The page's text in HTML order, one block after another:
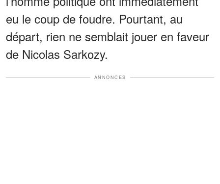
eu le coup de foudre. Pourtant, au
départ, rien ne semblait jouer en faveur
de Nicolas Sarkozy.
ANNONCES